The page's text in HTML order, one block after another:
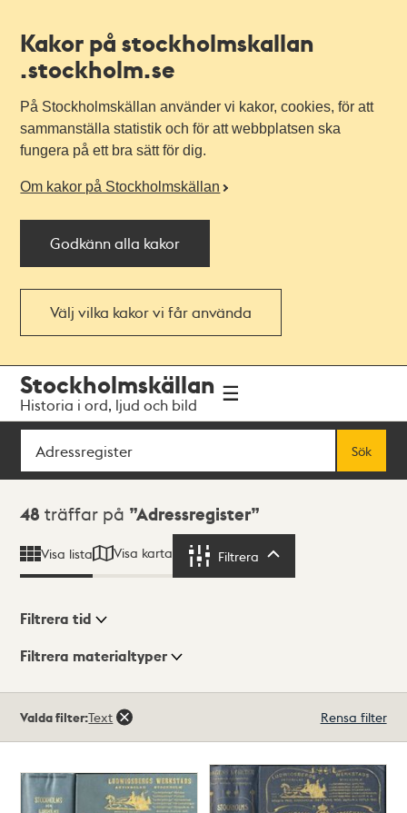
Kakor på stockholmskallan
.stockholm.se
På Stockholmskällan använder vi kakor, cookies, för att
sammanställa statistik och för att webbplatsen ska
fungera på ett bra sätt för dig.
Om kakor på Stockholmskällan
Godkänn alla kakor
Välj vilka kakor vi får använda
navigationen
huvudinnehållet
Stockholmskällan
Historia i ord, ljud och bild
Sök
Sök
Sökresultat
48 träffar på Adressregister
Visa lista Visa karta Filtrera
Visningsläge
Filtrera tid
Filtrera materialtyper
träffar
Valda filter:Text Rensa filter